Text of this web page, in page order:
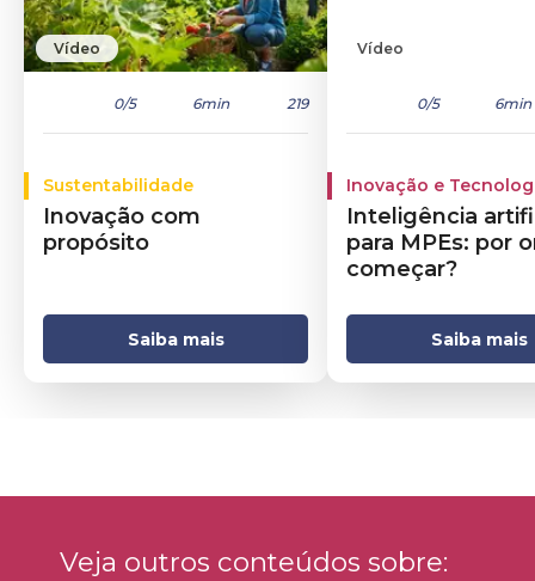
Vídeo
0/5 6min 219
Sustentabilidade
Inovação com
propósito
Saiba mais
Vídeo
0/5 6min
Inovação e
Inteligência
para MPEs: por
começar?
Saiba mais